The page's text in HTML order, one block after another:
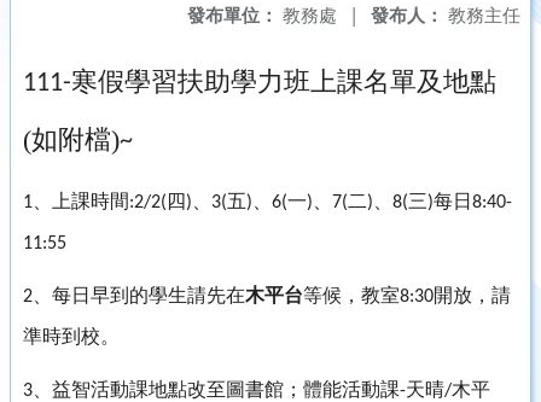
發布人： 教務主任
發布單位： 教務處 |
111-寒假學習扶助學力班上課名單及地點
(如附檔)~
1 、上課時間:2/2( 四) 3(五) 6(一) 7(二) 8(三)每日 8:40-
11:55
2 、每日早到的學生請先在木平台等候，教室8:30開放，請
準時到校。
3 、益智活動課地點改至圖書館；體能活動課-天晴/木平